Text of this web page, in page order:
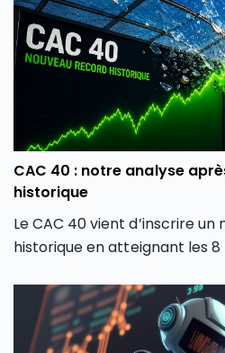
CAC 40 : notre analyse
historique
Le CAC 40 vient d’inscrire un
historique en atteignant les 8
parisien semble avoir
haussière en dépassant
février 2026. Comment